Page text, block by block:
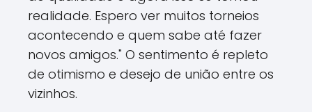
realidade. Espero ver muitos torneios
acontecendo e quem sabe até fazer
novos amigos." O sentimento é repleto
de otimismo e desejo de união entre os
vizinhos.